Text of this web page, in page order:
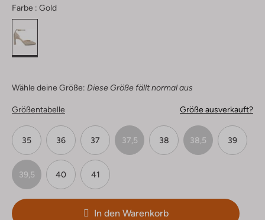
Farbe : Gold
Wähle deine Größe: Diese Größe fällt normal aus
Größentabelle Größe ausverkauft?
35 36 37 37,5 38 38,5 39
39,5 40 41
In den Warenkorb